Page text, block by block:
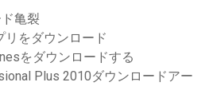
亀裂
リをダウンロード
をダウンロードする
Plus 2010ダウンロードアー